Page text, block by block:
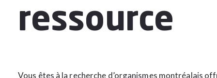
ressource
Vous êtes à la recherche d’organismes montréalais